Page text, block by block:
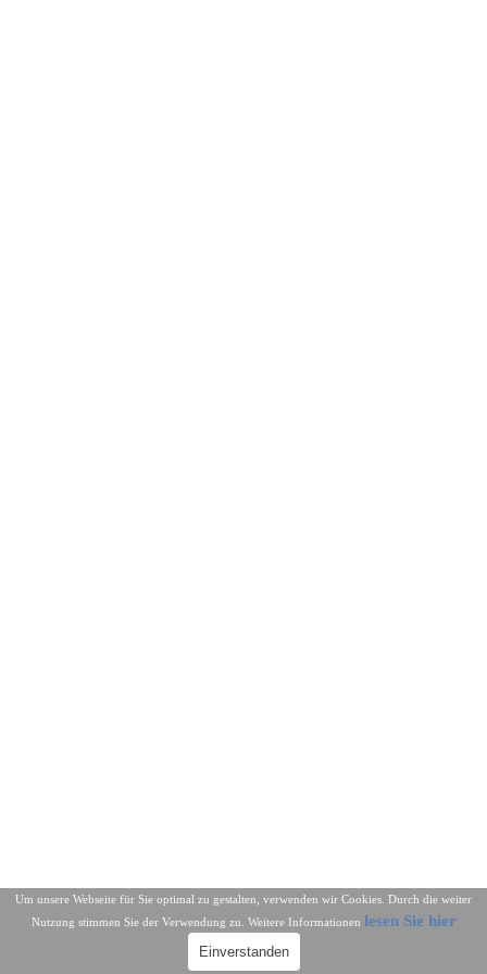
Um unsere Webseite für Sie optimal zu gestalten, verwenden wir Cookies. Durch die weiter
Nutzung stimmen Sie der Verwendung zu. Weitere Informationen lesen Sie hier
Einverstanden